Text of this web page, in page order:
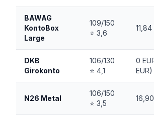
BAWAG
KontoBox
Large
109/150
⭐ 3,6
11,84
DKB
Girokonto
106/130
⭐ 4,1
0
EUR)
N26 Metal
106/150
⭐ 3,5